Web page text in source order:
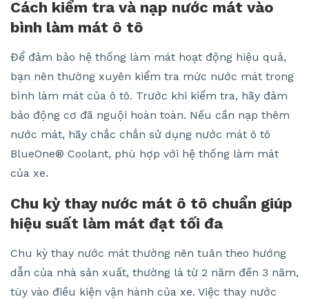
Cách kiểm tra và nạp nước mát vào
bình làm mát ô tô
Để đảm bảo hệ thống làm mát hoạt động hiệu quả,
bạn nên thường xuyên kiểm tra mức nước mát trong
bình làm mát của ô tô. Trước khi kiểm tra, hãy đảm
bảo động cơ đã nguội hoàn toàn. Nếu cần nạp thêm
nước mát, hãy chắc chắn sử dụng nước mát ô tô
BlueOne® Coolant, phù hợp với hệ thống làm mát
của xe.
Chu kỳ thay nước mát ô tô chuẩn giúp
hiệu suất làm mát đạt tối đa
Chu kỳ thay nước mát thường nên tuân theo hướng
dẫn của nhà sản xuất, thường là từ 2 năm đến 3 năm,
tùy vào điều kiện vận hành của xe. Việc thay nước